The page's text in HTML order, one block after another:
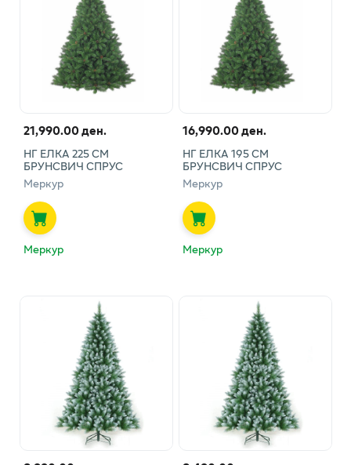
21,990.00 ден.
НГ ЕЛКА 225 СМ
БРУНСВИЧ СПРУС
Меркур
Меркур
16,990.00 ден.
НГ ЕЛКА 195 СМ
БРУНСВИЧ СПРУС
Меркур
Меркур